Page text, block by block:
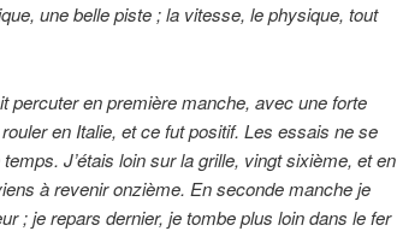
une belle piste ; la vitesse, le physique, tout
percuter en première manche, avec une forte
en Italie, et ce fut positif. Les essais ne se
J’étais loin sur la grille, vingt sixième, et en
à revenir onzième. En seconde manche je
; je repars dernier, je tombe plus loin dans le fer